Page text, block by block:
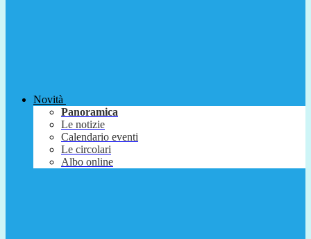
Novità
Panoramica
Le notizie
Calendario eventi
Le circolari
Albo online